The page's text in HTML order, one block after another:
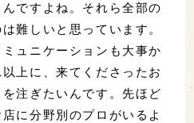
ですよね。それら全部の
難しいと思っています。
ュニケーションも大事か
上に、来てくださったお
注ぎたいんです。先ほど
に分野別のプロがいるよ